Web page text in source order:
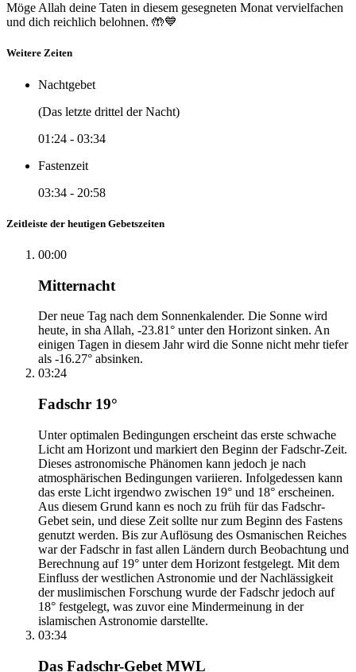
Möge Allah deine Taten in diesem gesegneten Monat vervielfachen
und dich reichlich belohnen. 🤲💙
Weitere Zeiten
Nachtgebet
(Das letzte drittel der Nacht)
01:24 - 03:34
Fastenzeit
03:34 - 20:58
Zeitleiste der heutigen Gebetszeiten
00:00
Mitternacht
Der neue Tag nach dem Sonnenkalender. Die Sonne wird
heute, in sha Allah, -23.81° unter den Horizont sinken. An
einigen Tagen in diesem Jahr wird die Sonne nicht mehr tiefer
als -16.27° absinken.
03:24
Fadschr 19°
Unter optimalen Bedingungen erscheint das erste schwache
Licht am Horizont und markiert den Beginn der Fadschr-Zeit.
Dieses astronomische Phänomen kann jedoch je nach
atmosphärischen Bedingungen variieren. Infolgedessen kann
das erste Licht irgendwo zwischen 19° und 18° erscheinen.
Aus diesem Grund kann es noch zu früh für das Fadschr-
Gebet sein, und diese Zeit sollte nur zum Beginn des Fastens
genutzt werden. Bis zur Auflösung des Osmanischen Reiches
war der Fadschr in fast allen Ländern durch Beobachtung und
Berechnung auf 19° unter dem Horizont festgelegt. Mit dem
Einfluss der westlichen Astronomie und der Nachlässigkeit
der muslimischen Forschung wurde der Fadschr jedoch auf
18° festgelegt, was zuvor eine Mindermeinung in der
islamischen Astronomie darstellte.
03:34
Das Fadschr-Gebet MWL